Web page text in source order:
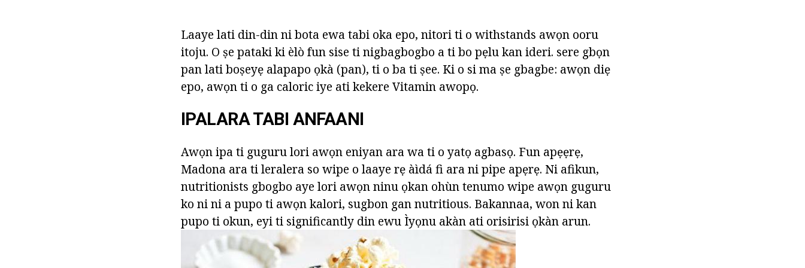
Laaye lati din-din ni bota ewa tabi oka epo, nitori ti o withstands awọn ooru
itoju. O ṣe pataki ki èlò fun sise ti nigbagbogbo a ti bo pẹlu kan ideri. sere gbọn
pan lati boṣeyẹ alapapo ọkà (pan), ti o ba ti ṣee. Ki o si ma ṣe gbagbe: awọn diẹ
epo, awọn ti o ga caloric iye ati kekere Vitamin awopọ.
IPALARA TABI ANFAANI
Awọn ipa ti guguru lori awọn eniyan ara wa ti o yatọ agbasọ. Fun apẹẹrẹ,
Madona ara ti leralera so wipe o laaye rẹ àìdá fi ara ni pipe apẹrẹ. Ni afikun,
nutritionists gbogbo aye lori awọn ninu ọkan ohùn tenumo wipe awọn guguru
ko ni ni a pupo ti awọn kalori, sugbon gan nutritious. Bakannaa, won ni kan
pupo ti okun, eyi ti significantly din ewu Ìyọnu akàn ati orisirisi ọkàn arun.